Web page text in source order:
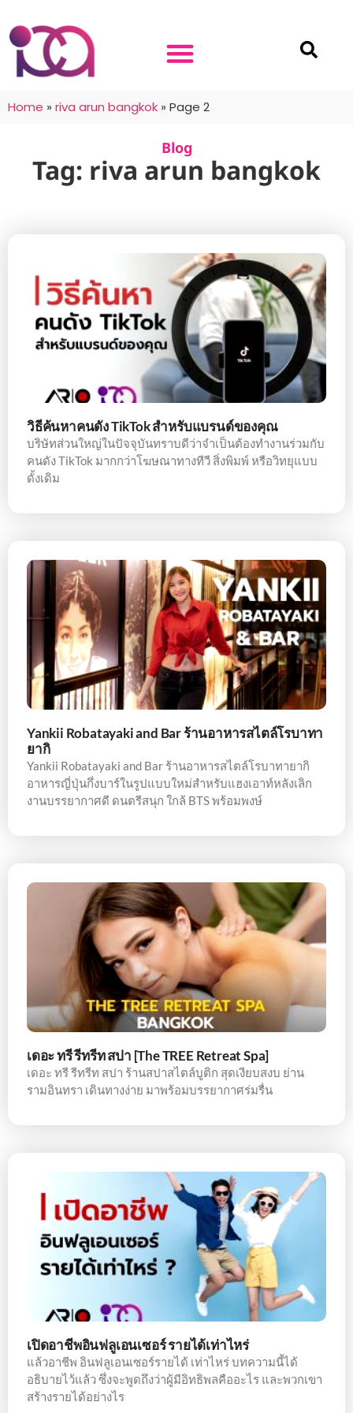
Home » riva arun bangkok » Page 2
Blog
Tag: riva arun bangkok
วิธีค้นหาคนดัง TikTok สำหรับแบรนด์ของคุณ
บริษัทส่วนใหญ่ในปัจจุบันทราบดีว่าจำเป็นต้องทำงานร่วมกับ
คนดัง TikTok มากกว่าโฆษณาทางทีวี สิ่งพิมพ์ หรือวิทยุแบบ
ดั้งเดิม
Yankii Robatayaki and Bar ร้านอาหารสไตล์โรบาทา
ยากิ
Yankii Robatayaki and Bar ร้านอาหารสไตล์โรบาทายากิ
อาหารญี่ปุ่นกึ่งบาร์ในรูปแบบใหม่สำหรับแฮงเอาท์หลังเลิก
งานบรรยากาศดี ดนตรีสนุก ใกล้ BTS พร้อมพงษ์
เดอะ ทรี รีทรีท สปา [The TREE Retreat Spa]
เดอะ ทรี รีทรีท สปา ร้านสปาสไตล์บูติก สุดเงียบสงบ ย่าน
รามอินทรา เดินทางง่าย มาพร้อมบรรยากาศร่มรื่น
เปิดอาชีพอินฟลูเอนเซอร์ รายได้เท่าไหร่
แล้วอาชีพ อินฟลูเอนเซอร์รายได้ เท่าไหร่ บทความนี้ได้
อธิบายไว้แล้ว ซึ่งจะพูดถึงว่าผู้มีอิทธิพลคืออะไร และพวกเขา
สร้างรายได้อย่างไร